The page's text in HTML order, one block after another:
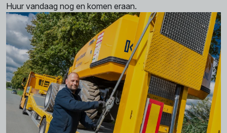
Huur vandaag nog en komen eraan.